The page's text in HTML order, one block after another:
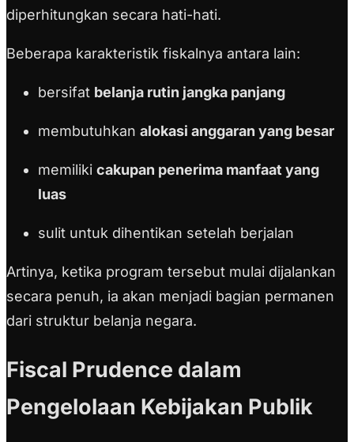
diperhitungkan secara hati-hati.
Beberapa karakteristik fiskalnya antara lain:
bersifat belanja rutin jangka panjang
membutuhkan alokasi anggaran yang besar
memiliki cakupan penerima manfaat yang
luas
sulit untuk dihentikan setelah berjalan
Artinya, ketika program tersebut mulai dijalankan
secara penuh, ia akan menjadi bagian permanen
dari struktur belanja negara.
Fiscal Prudence dalam
Pengelolaan Kebijakan Publik